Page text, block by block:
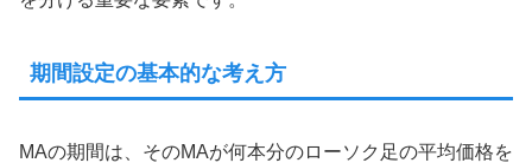
期間設定の基本的な考え方
MAの期間は、そのMAが何本分のローソク足の平均価格を